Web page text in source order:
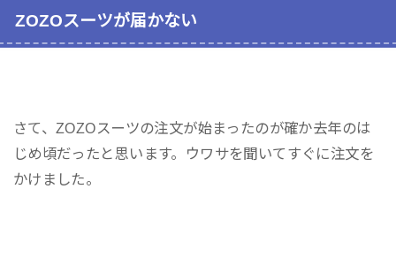
ZOZOスーツが届かない
さて、ZOZOスーツの注文が始まったのが確か去年のは
じめ頃だったと思います。ウワサを聞いてすぐに注文を
かけました。